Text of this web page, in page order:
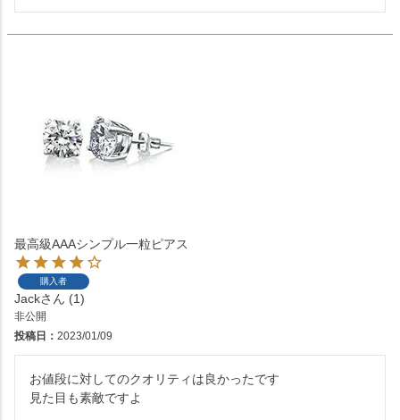
最高級AAAシンプル一粒ピアス
購入者
Jack 1
非公開
投稿日
2023/01/09
お値段に対してのクオリティは良かったです
見た目も素敵ですよ